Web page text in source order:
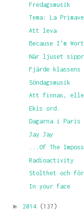
Fredagsmusik
Tema: La
Att leva
Because I'm
När ljuset
Fjärde klassens
Söndagsmusik
Att finnas,
Ekis ord.
Dagarna i Paris
Jay Jay
...Of The
Radioactivity
Stolthet och
In your face
► 2014 (137)